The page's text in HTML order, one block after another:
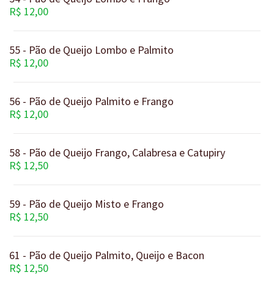
R$ 12,00
55 - Pão de Queijo Lombo e Palmito
R$ 12,00
56 - Pão de Queijo Palmito e Frango
R$ 12,00
58 - Pão de Queijo Frango, Calabresa e Catupiry
R$ 12,50
59 - Pão de Queijo Misto e Frango
R$ 12,50
61 - Pão de Queijo Palmito, Queijo e Bacon
R$ 12,50